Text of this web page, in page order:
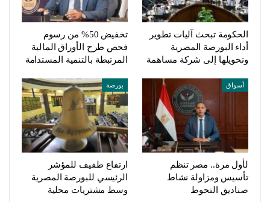
الحكومة تبحث آليات تطوير
أداء البورصة المصرية
وتحويلها إلى شركة مساهمة
تخفيض 50% من رسوم
فحص طرح الأوراق المالية
المرتبطة بالتنمية المستدامة
أسواق
لأول مرة.. مصر تنظم
تأسيس ومزاولة نشاط
صناديق التحوط
بورصة
ارتفاع طفيف للمؤشر
الرئيسي للبورصة المصرية
وسط مشتريات محلية